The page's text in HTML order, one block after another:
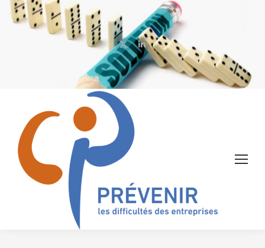
X
page
opens
in
window
LinkedIn
page
opens